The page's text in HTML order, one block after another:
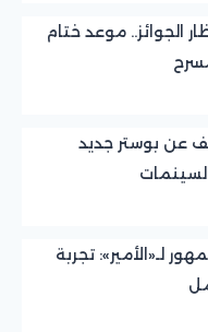
الجوائز.. موعد ختام
عن بوستر جديد
لـ«الأمير»: تجربة